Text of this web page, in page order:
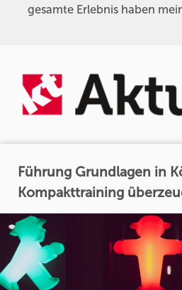
gesamte Erlebnis haben
Führung Grundlagen in
Kompakttraining